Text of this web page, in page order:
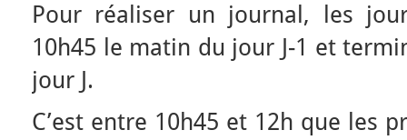
Pour réaliser un journal, les
10h45 le matin du jour J-1 et
jour J.
C’est entre 10h45 et 12h que les